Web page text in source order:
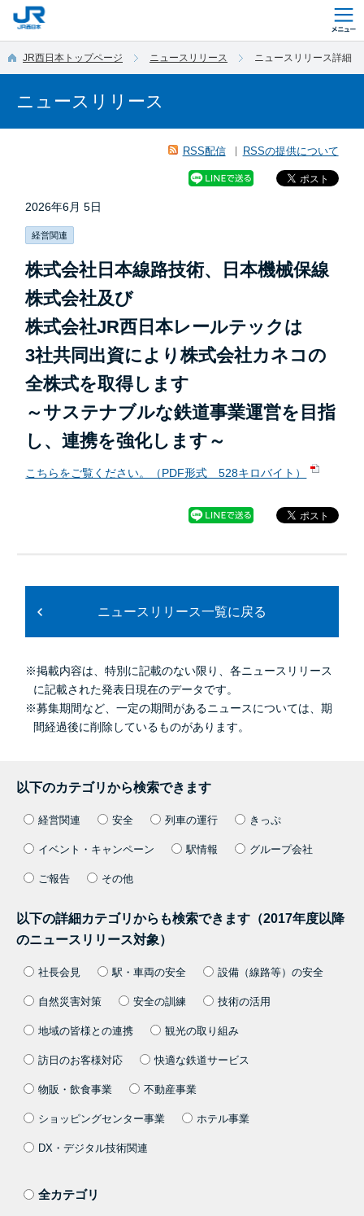
JR西日本トップページ ニュースリリース ニュースリリース詳細
ニュースリリース
RSS配信 RSSの提供について
2026年6月 5日
経営関連
株式会社日本線路技術、日本機械保線
株式会社及び
株式会社JR西日本レールテックは
3社共同出資により株式会社カネコの
全株式を取得します
～サステナブルな鉄道事業運営を目指
し、連携を強化します～
こちらをご覧ください。（PDF形式 528キロバイト）
ニュースリリース一覧に戻る
※掲載内容は、特別に記載のない限り、各ニュースリリース
に記載された発表日現在のデータです。
※募集期間など、一定の期間があるニュースについては、期
間経過後に削除しているものがあります。
以下のカテゴリから検索できます
経営関連 安全 列車の運行 きっぷ
イベント・キャンペーン 駅情報 グループ会社
ご報告 その他
以下の詳細カテゴリからも検索できます（2017年度以降
のニュースリリース対象）
社長会見 駅・車両の安全 設備（線路等）の安全
自然災害対策 安全の訓練 技術の活用
地域の皆様との連携 観光の取り組み
訪日のお客様対応 快適な鉄道サービス
物販・飲食事業 不動産事業
ショッピングセンター事業 ホテル事業
DX・デジタル技術関連
全カテゴリ